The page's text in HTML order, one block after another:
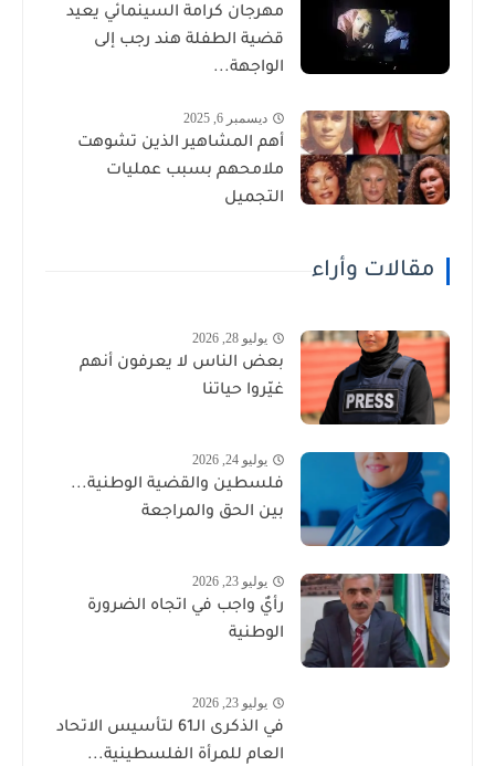
مهرجان كرامة السينمائي يعيد
قضية الطفلة هند رجب إلى
الواجهة...
ديسمبر 6, 2025
أهم المشاهير الذين تشوهت
ملامحهم بسبب عمليات
التجميل
مقالات وأراء
يوليو 28, 2026
بعض الناس لا يعرفون أنهم
غيّروا حياتنا
يوليو 24, 2026
فلسطين والقضية الوطنية...
بين الحق والمراجعة
يوليو 23, 2026
رأيٌ واجب في اتجاه الضرورة
الوطنية
يوليو 23, 2026
في الذكرى الـ61 لتأسيس الاتحاد
العام للمرأة الفلسطينية...